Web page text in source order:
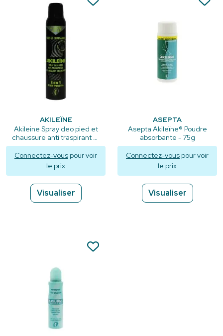
AKILEÏNE
Akileine Spray deo pied et
chaussure anti traspirant et
assainissant Spray noir - 150
ml
Connectez-vous pour voir
le prix
Visualiser
ASEPTA
Asepta Akileïne® Poudre
absorbante - 75g
Connectez-vous pour voir
le prix
Visualiser